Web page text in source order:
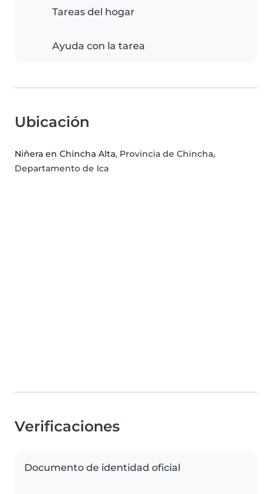
Tareas del hogar
Ayuda con la tarea
Ubicación
Niñera en Chincha Alta, Provincia de Chincha,
Departamento de Ica
Verificaciones
Documento de identidad oficial